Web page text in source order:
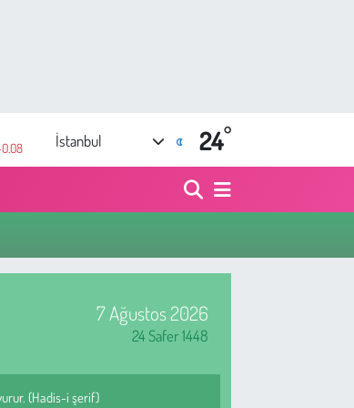
İstanbul 24°
7 Ağustos 2026
24 Safer 1448
(Hadis-i şerif)